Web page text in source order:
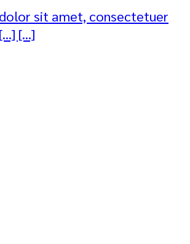
sit amet, consectetuer
[...]